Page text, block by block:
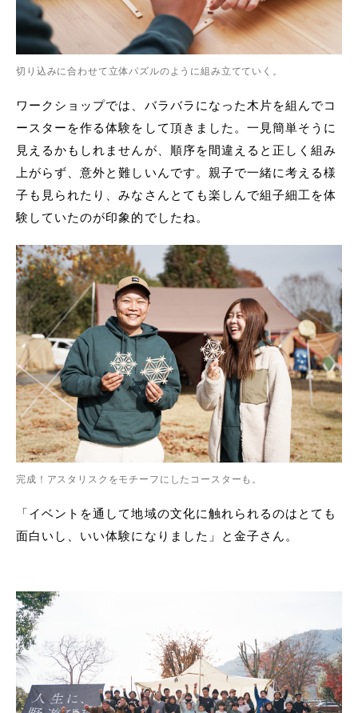
切り込みに合わせて立体パズルのように組み立てていく。
ワークショップでは、バラバラになった木片を組んでコ
ースターを作る体験をして頂きました。一見簡単そうに
見えるかもしれませんが、順序を間違えると正しく組み
上がらず、意外と難しいんです。親子で一緒に考える様
子も見られたり、みなさんとても楽しんで組子細工を体
験していたのが印象的でしたね。
完成！アスタリスクをモチーフにしたコースターも。
「イベントを通して地域の文化に触れられるのはとても
面白いし、いい体験になりました」と金子さん。